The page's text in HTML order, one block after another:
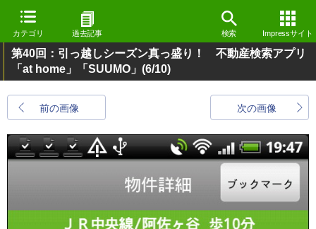
カテゴリ 過去記事 検索 Impressサイト
第40回：引っ越しシーズン真っ盛り！ 不動産検索アプリ
「at home」「SUUMO」 (6/10)
前の画像 次の画像